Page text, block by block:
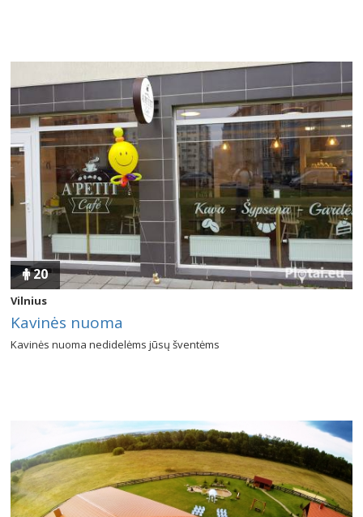
20
Vilnius
Kavinės nuoma
Kavinės nuoma nedidelėms jūsų šventėms